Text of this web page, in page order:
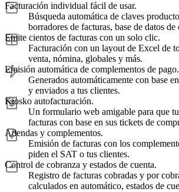
Facturación individual fácil de usar.
Búsqueda automática de claves
borradores de facturas, base de datos de
Emite cientos de facturas con un solo clic.
Facturación con un layout de Excel de
venta, nómina, globales y más.
Emisión automática de complementos de pago.
Generados automáticamente con base
y enviados a tus clientes.
Kiosko autofacturación.
Un formulario web amigable para que
facturas con base en sus tickets de
Adendas y complementos.
Emisión de facturas con los
piden el SAT o tus clientes.
Control de cobranza y estados de cuenta.
Registro de facturas cobradas y por
calculados en automático, estados de